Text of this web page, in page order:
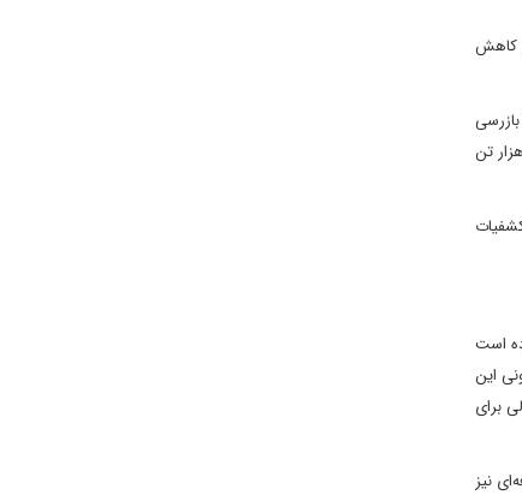
کاهش
ایالات متحدۀ آمریکا در امور افغانستان (سیگار) نیز بر عدم مقابله طالبان با این انبارها تاکید شده و مجموع ذخایر تریاک موجود در افغانستان بیش از 16 هزار تن
در سال 2021 م. حدود 1.8 میلیارد دلار بوده است
قانونی این
برای
نیز